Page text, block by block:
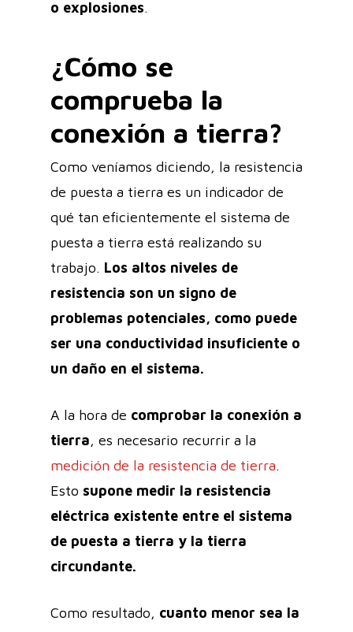
o explosiones.
¿Cómo se
comprueba la
conexión a tierra?
Como veníamos diciendo, la resistencia
de puesta a tierra es un indicador de
qué tan eficientemente el sistema de
puesta a tierra está realizando su
trabajo. Los altos niveles de
resistencia son un signo de
problemas potenciales, como puede
ser una conductividad insuficiente o
un daño en el sistema.
A la hora de comprobar la conexión a
tierra, es necesario recurrir a la
medición de la resistencia de tierra.
Esto supone medir la resistencia
eléctrica existente entre el sistema
de puesta a tierra y la tierra
circundante.
Como resultado, cuanto menor sea la